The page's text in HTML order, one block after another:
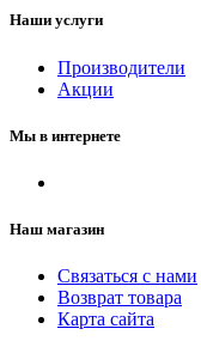
Наши услуги
Производители
Акции
Мы в интернете
Наш магазин
Связаться с нами
Возврат товара
Карта сайта